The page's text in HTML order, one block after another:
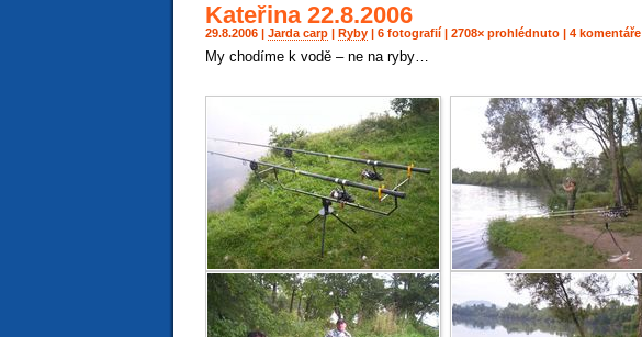
Kateřina 22.8.2006
29.8.2006 | Jarda carp | Ryby | 6 fotografií | 2708× prohlédnuto | 4 komentáře
My chodíme k vodě – ne na ryby…